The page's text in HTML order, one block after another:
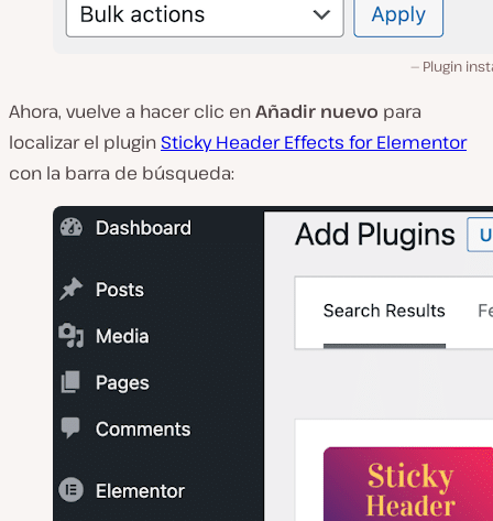
Plugin
Ahora, vuelve a hacer clic enAñadir nuevo para
localizar el plugin Sticky Header Effects for Elementor
con la barra de búsqueda: